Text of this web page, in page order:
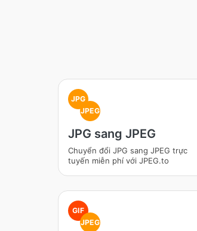
JPG
JPEG
JPG sang JPEG
Chuyển đổi JPG sang JPEG trực
tuyến miễn phí với JPEG.to
GIF
JPEG